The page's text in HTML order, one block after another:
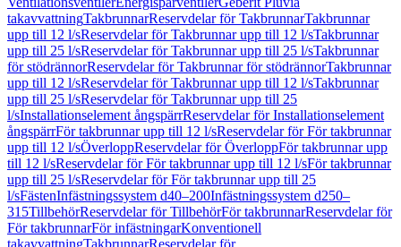
takavvattningTakbrunnarReservdelar för TakbrunnarTakbrunnar
upp till 12 l/sReservdelar för Takbrunnar upp till 12 l/sTakbrunnar
upp till 25 l/sReservdelar för Takbrunnar upp till 25 l/sTakbrunnar
för stödrännorReservdelar för Takbrunnar för stödrännorTakbrunnar
upp till 12 l/sReservdelar för Takbrunnar upp till 12 l/sTakbrunnar
upp till 25 l/sReservdelar för Takbrunnar upp till 25
l/sInstallationselement ångspärrReservdelar för Installationselement
ångspärrFör takbrunnar upp till 12 l/sReservdelar för För takbrunnar
upp till 12 l/sÖverloppReservdelar för ÖverloppFör takbrunnar upp
till 12 l/sReservdelar för För takbrunnar upp till 12 l/sFör takbrunnar
upp till 25 l/sReservdelar för För takbrunnar upp till 25
l/sFästenInfästningssystem d40–200Infästningssystem d250–
315TillbehörReservdelar för TillbehörFör takbrunnarReservdelar för
För takbrunnarFör infästningarKonventionell
takavvattningTakbrunnarReservdelar för